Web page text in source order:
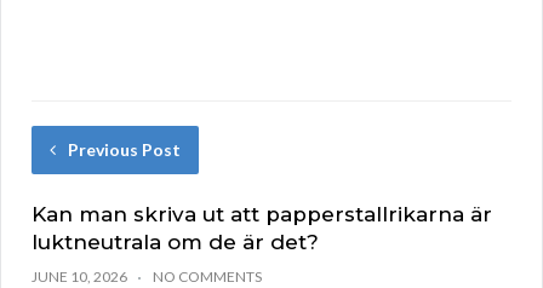
Previous Post
Kan man skriva ut att papperstallrikarna är
luktneutrala om de är det?
JUNE 10, 2026 NO COMMENTS